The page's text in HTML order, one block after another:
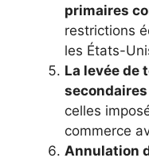
primaires
restrictions
les États-
La levée de
secondaires
celles
commerce
Annulation